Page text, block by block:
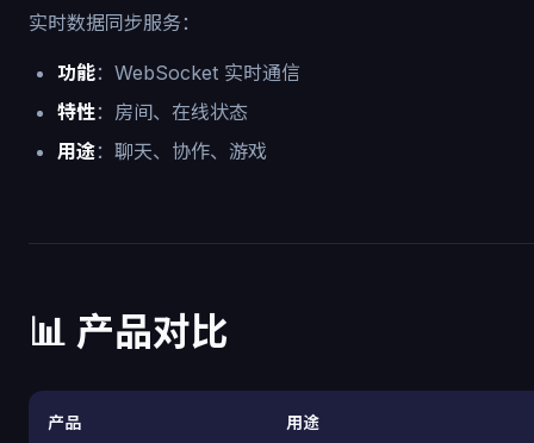
实时数据同步服务：
功能：WebSocket 实时通信
特性：房间、在线状态
用途：聊天、协作、游戏
📊 产品对比
产品 用途